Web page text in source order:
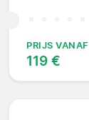
PRIJS VANAF
119 €